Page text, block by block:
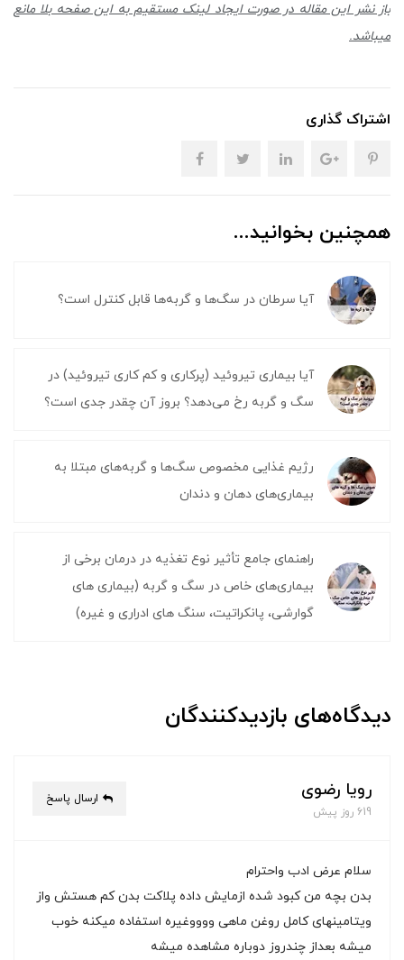
باز نشر این مقاله در صورت ایجاد لینک مستقیم به این صفحه بلا مانع
میباشد.
اشتراک گذاری
همچنین بخوانید...
آیا سرطان در سگ‌ها و گربه‌ها قابل کنترل است؟
آیا بیماری تیروئید (پرکاری و کم کاری تیروئید) در
سگ و گربه رخ می‌دهد؟ بروز آن چقدر جدی است؟
رژیم غذایی مخصوص سگ‌ها و گربه‌های مبتلا به
بیماری‌های دهان و دندان
راهنمای جامع تأثیر نوع تغذیه در درمان برخی از
بیماری‌های خاص در سگ و گربه (بیماری های
گوارشی، پانکراتیت، سنگ های ادراری و غیره)
دیدگاه‌های بازدیدکنندگان
رویا رضوی
619 روز پیش
ارسال پاسخ
سلام عرض ادب واحترام
بدن بچه من کبود شده ازمایش داده پلاکت بدن کم هستش واز
ویتامینهای کامل روغن ماهی ووووغیره استفاده میکنه خوب
میشه بعداز چندروز دوباره مشاهده میشه